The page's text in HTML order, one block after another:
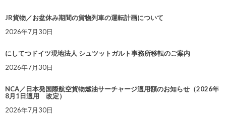
JR貨物／お盆休み期間の貨物列車の運転計画について
2026年7月30日
にしてつドイツ現地法人 シュツットガルト事務所移転のご案内
2026年7月30日
NCA／日本発国際航空貨物燃油サーチャージ適用額のお知らせ（2026年
8月1日適用 改定）
2026年7月30日